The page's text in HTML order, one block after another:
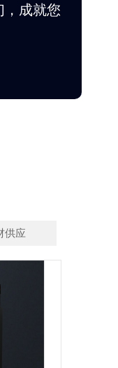
，成就您
供应